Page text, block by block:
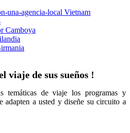
Vietnam
Camboya
viaje de sus sueños !
temáticas de viaje los programas y
adapten a usted y diseñe su circuito a